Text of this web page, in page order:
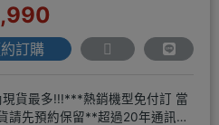
訂購
貨最多!!!***熱銷機型免付訂 當
請先預約保留**超過20年通訊經